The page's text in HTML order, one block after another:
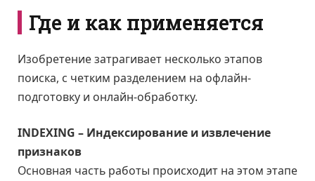
Где и как применяется
Изобретение затрагивает несколько этапов
поиска, с четким разделением на офлайн-
подготовку и онлайн-обработку.
INDEXING – Индексирование и извлечение
признаков
Основная часть работы происходит на этом этапе